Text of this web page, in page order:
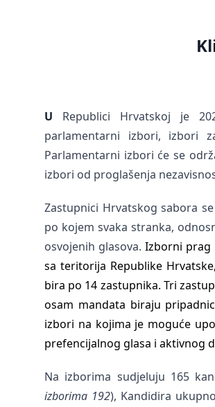
U Republici Hrvatskoj je
parlamentarni izbori, izbori
Parlamentarni izbori će se
izbori od proglašenja
Zastupnici Hrvatskog sabora
po kojem svaka stranka,
osvojenih glasova. Izborni prag
sa teritorija Republike
bira po 14 zastupnika. Tri
osam mandata biraju
izbori na kojima je moguće
prefencijalnog glasa i aktivnog
Na izborima sudjeluju 165
izborima 192), Kandidira